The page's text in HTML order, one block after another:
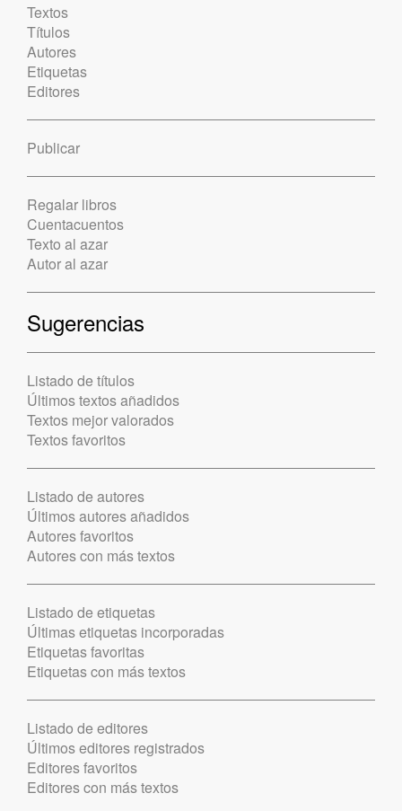
Textos
Títulos
Autores
Etiquetas
Editores
Publicar
Regalar libros
Cuentacuentos
Texto al azar
Autor al azar
Sugerencias
Listado de títulos
Últimos textos añadidos
Textos mejor valorados
Textos favoritos
Listado de autores
Últimos autores añadidos
Autores favoritos
Autores con más textos
Listado de etiquetas
Últimas etiquetas incorporadas
Etiquetas favoritas
Etiquetas con más textos
Listado de editores
Últimos editores registrados
Editores favoritos
Editores con más textos